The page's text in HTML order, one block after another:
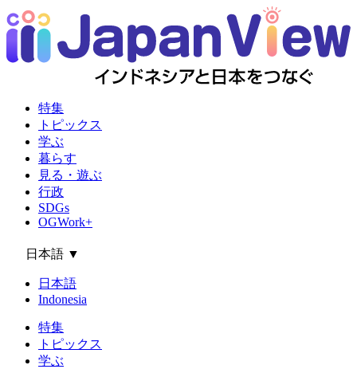
特集
トピックス
学ぶ
暮らす
見る・遊ぶ
行政
SDGs
OGWork+
日本語 ▼
日本語
Indonesia
特集
トピックス
学ぶ